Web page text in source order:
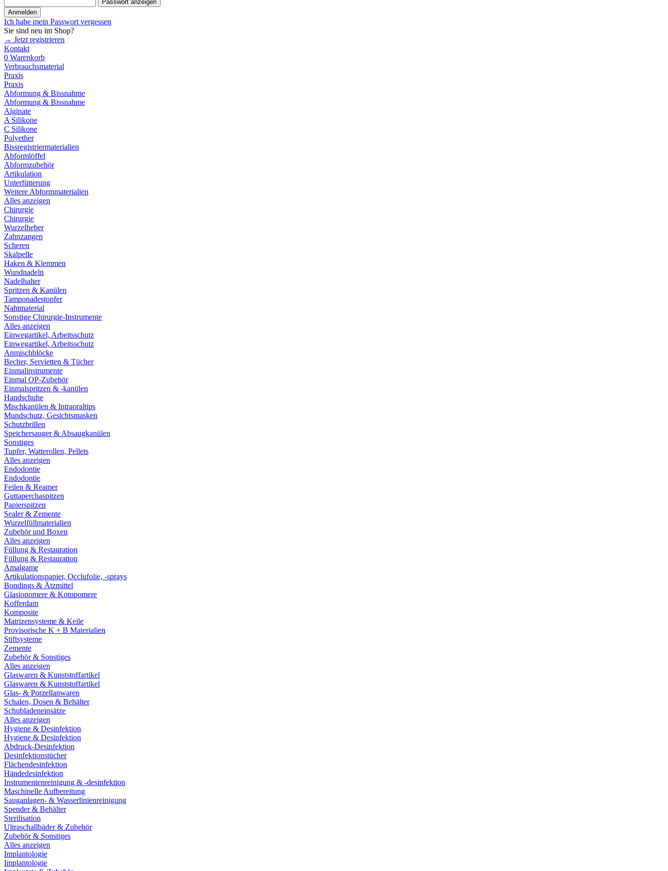
Passwort anzeigen
Anmelden
Ich habe mein Passwort vergessen
Sie sind neu im Shop?
→ Jetzt registrieren
Kontakt
0 Warenkorb
Verbrauchsmaterial
Praxis
Praxis
Abformung & Bissnahme
Abformung & Bissnahme
Alginate
A Silikone
C Silikone
Polyether
Bissregistriermaterialien
Abformlöffel
Abformzubehör
Artikulation
Unterfütterung
Weitere Abformmaterialien
Alles anzeigen
Chirurgie
Chirurgie
Wurzelheber
Zahnzangen
Scheren
Skalpelle
Haken & Klemmen
Wundnadeln
Nadelhalter
Spritzen & Kanülen
Tamponadestopfer
Nahtmaterial
Sonstige Chirurgie-Instrumente
Alles anzeigen
Einwegartikel, Arbeitsschutz
Einwegartikel, Arbeitsschutz
Anmischblöcke
Becher, Servietten & Tücher
Einmalinstrumente
Einmal OP-Zubehör
Einmalspritzen & -kanülen
Handschuhe
Mischkanülen & Intraoraltips
Mundschutz, Gesichtsmasken
Schutzbrillen
Speichersauger & Absaugkanülen
Sonstiges
Tupfer, Watterollen, Pellets
Alles anzeigen
Endodontie
Endodontie
Feilen & Reamer
Guttaperchaspitzen
Papierspitzen
Sealer & Zemente
Wurzelfüllmaterialien
Zubehör und Boxen
Alles anzeigen
Füllung & Restauration
Füllung & Restauration
Amalgame
Artikulationspapier, Occlufolie, -sprays
Bondings & Ätzmittel
Glasionomere & Kompomere
Kofferdam
Komposite
Matrizensysteme & Keile
Provisorische K + B Materialien
Stiftsysteme
Zemente
Zubehör & Sonstiges
Alles anzeigen
Glaswaren & Kunststoffartikel
Glaswaren & Kunststoffartikel
Glas- & Porzellanwaren
Schalen, Dosen & Behälter
Schubladeneinsätze
Alles anzeigen
Hygiene & Desinfektion
Hygiene & Desinfektion
Abdruck-Desinfektion
Desinfektionstücher
Flächendesinfektion
Händedesinfektion
Instrumentenreinigung & -desinfektion
Maschinelle Aufbereitung
Sauganlagen- & Wasserlinienreinigung
Spender & Behälter
Sterilisation
Ultraschallbäder & Zubehör
Zubehör & Sonstiges
Alles anzeigen
Implantologie
Implantologie